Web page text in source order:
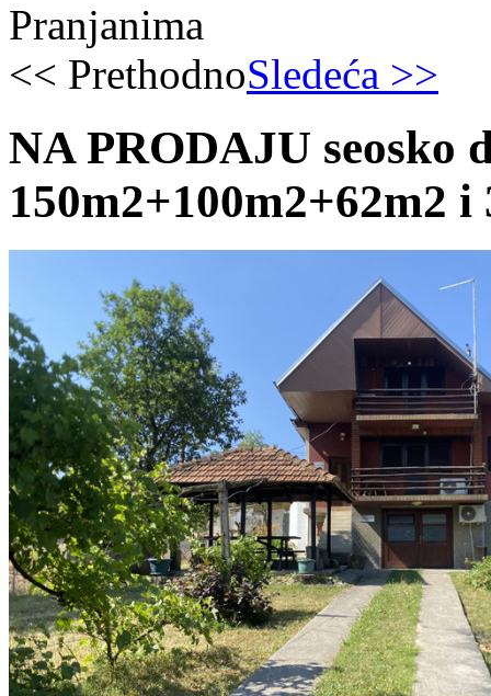
Pranjanima
<< PrethodnoSledeća >>
NA PRODAJU seosko
150m2+100m2+62m2